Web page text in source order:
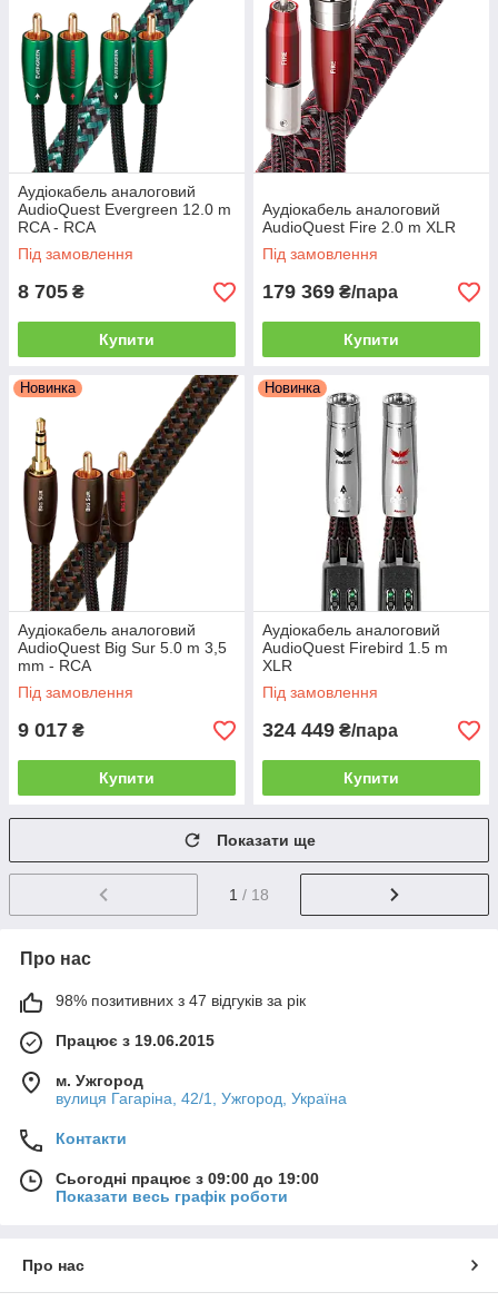
Аудіокабель аналоговий
AudioQuest Evergreen 12.0 m
RCA - RCA
Під замовлення
8 705 ₴
Купити
Аудіокабель аналоговий
AudioQuest Fire 2.0 m XLR
Під замовлення
179 369 ₴/пара
Купити
Новинка
Аудіокабель аналоговий
AudioQuest Big Sur 5.0 m 3,5
mm - RCA
Під замовлення
9 017 ₴
Купити
Новинка
Аудіокабель аналоговий
AudioQuest Firebird 1.5 m
XLR
Під замовлення
324 449 ₴/пара
Купити
Показати ще
1 / 18
Про нас
98% позитивних з 47 відгуків за рік
Працює з 19.06.2015
м. Ужгород
вулиця Гагаріна, 42/1, Ужгород, Україна
Контакти
Сьогодні працює з 09:00 до 19:00
Показати весь графік роботи
Про нас